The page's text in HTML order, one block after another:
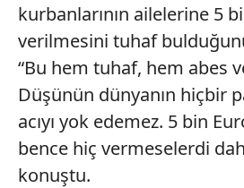
kurbanlarının ailelerine 5
verilmesini tuhaf
“Bu hem tuhaf, hem abes
Düşünün dünyanın hiçbir
acıyı yok edemez. 5 bin
bence hiç vermeselerdi
konuştu.